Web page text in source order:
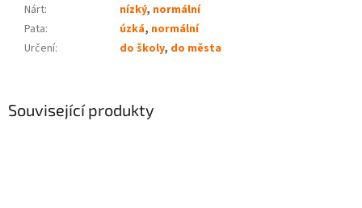
Související produkty
Nárt: nízký, normální
Pata: úzká, normální
Určení: do školy, do města